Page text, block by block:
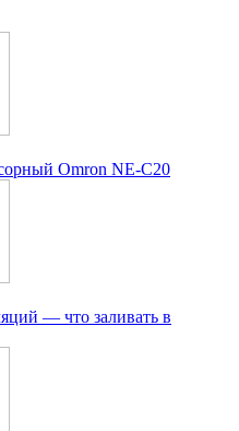
Omron NE-C20
— что заливать в